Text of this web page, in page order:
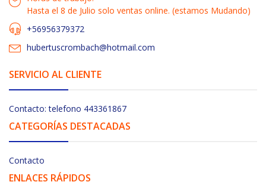
Hasta el 8 de Julio solo ventas online. (estamos Mudando)
+56956379372
hubertuscrombach@hotmail.com
SERVICIO AL CLIENTE
Contacto: telefono 443361867
CATEGORÍAS DESTACADAS
Contacto
ENLACES RÁPIDOS